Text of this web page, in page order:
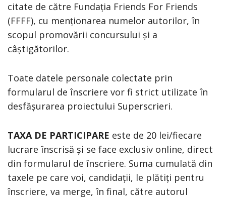
citate de către Fundația Friends For Friends
(FFFF), cu menționarea numelor autorilor, în
scopul promovării concursului și a
câștigătorilor.
Toate datele personale colectate prin
formularul de înscriere vor fi strict utilizate în
desfășurarea proiectului Superscrieri.
TAXA DE PARTICIPARE este de 20 lei/fiecare
lucrare înscrisă și se face exclusiv online, direct
din formularul de înscriere. Suma cumulată din
taxele pe care voi, candidații, le plătiți pentru
înscriere, va merge, în final, către autorul